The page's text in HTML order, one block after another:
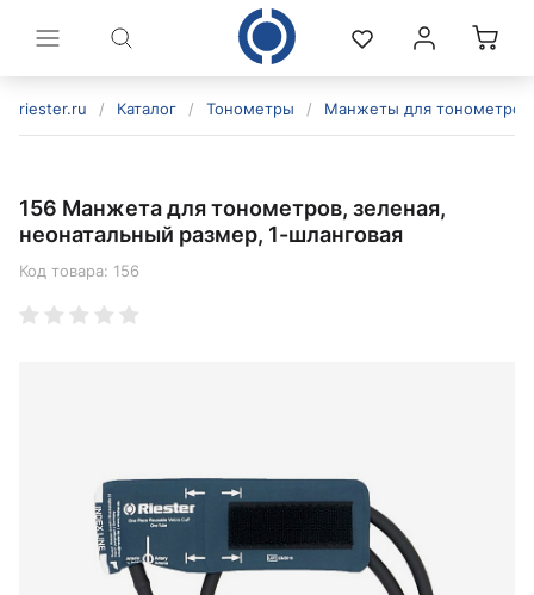
riester.ru / Каталог / Тонометры / Манжеты для тонометров
156 Манжета для тонометров, зеленая,
неонатальный размер, 1-шланговая
Код товара: 156